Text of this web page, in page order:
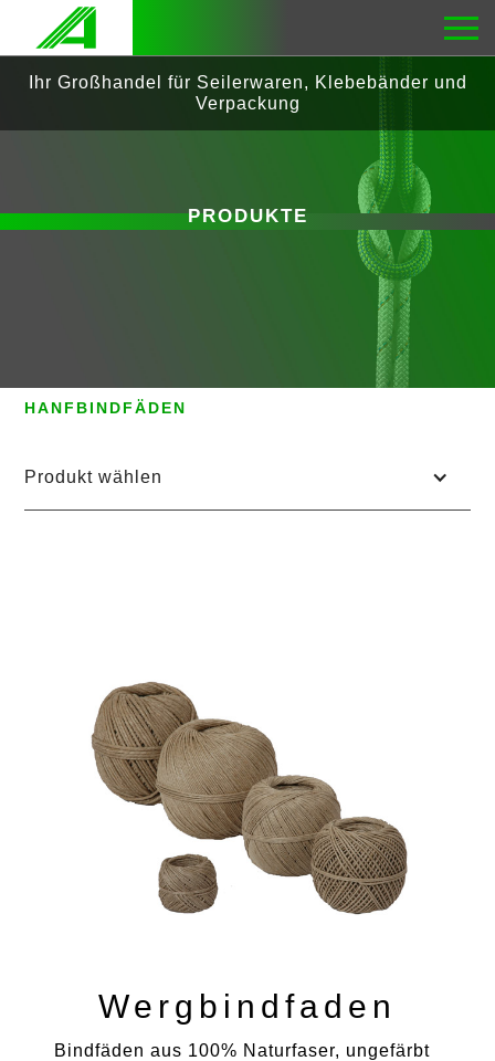
Ihr Großhandel für Seilerwaren, Klebebänder und
Verpackung
PRODUKTE
HANFBINDFÄDEN
Produkt wählen
Wergbindfaden
Bindfäden aus 100% Naturfaser, ungefärbt